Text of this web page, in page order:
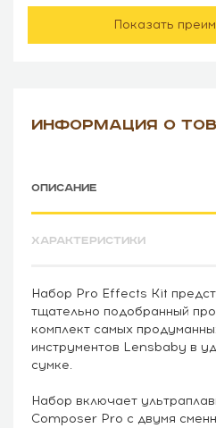
Показать
ИНФОРМАЦИЯ О
ОПИСАНИЕ
ХАРАКТЕРИСТИКИ
Набор Pro Effects Kit
тщательно подобранный
комплект самых
инструментов Lensbaby в
сумке.
Набор включает
Composer Pro c двумя